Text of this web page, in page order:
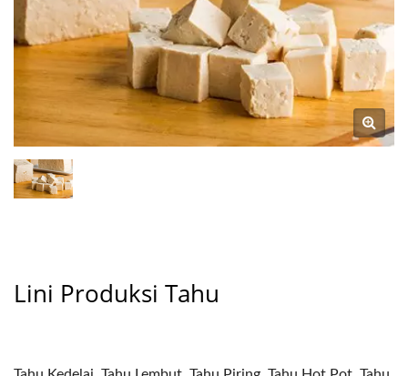
Lini Produksi Tahu